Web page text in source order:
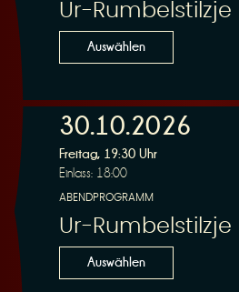
Ur-Rumbelstilzje
Auswählen
30.10.2026
Freitag, 19:30 Uhr
Einlass: 18:00
ABENDPROGRAMM
Ur-Rumbelstilzje
Auswählen